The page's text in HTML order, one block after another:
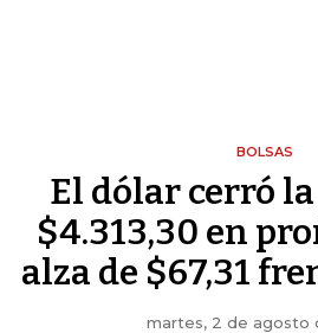
BOLSAS
El dólar cerró
$4.313,30 en
alza de $67,31
martes, 2 de agosto